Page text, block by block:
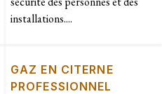
installations....
GAZ EN CITERNE
PROFESSIONNEL